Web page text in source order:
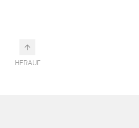
HERAUF